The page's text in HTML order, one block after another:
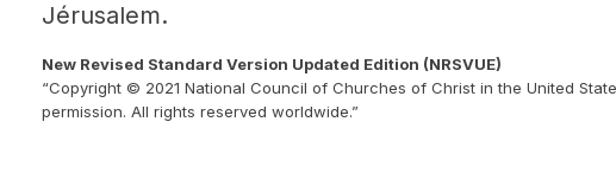
Jérusalem.
New Revised Standard Version Updated Edition (NRSVUE)
“Copyright © 2021 National Council of Churches of Christ in the United
permission. All rights reserved worldwide.”